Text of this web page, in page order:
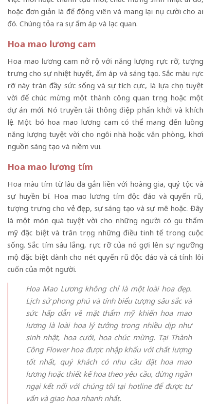
hoặc đơn giản là để động viên và mang lại nụ cười cho ai
đó. Chúng tỏa ra sự ấm áp và lạc quan.
Hoa mao lương cam
Hoa mao lương cam nở rộ với năng lượng rực rỡ, tượng
trưng cho sự nhiệt huyết, ấm áp và sáng tạo. Sắc màu rực
rỡ này tràn đầy sức sống và sự tích cực, là lựa chọn tuyệt
vời để chúc mừng một thành công quan trọng hoặc một
dự án mới. Nó truyền tải thông điệp phấn khởi và khích
lệ. Một bó hoa mao lương cam có thể mang đến luồng
năng lượng tuyệt vời cho ngôi nhà hoặc văn phòng, khơi
nguồn sáng tạo và niềm vui.
Hoa mao lương tím
Hoa màu tím từ lâu đã gắn liền với hoàng gia, quý tộc và
sự huyền bí. Hoa mao lương tím độc đáo và quyến rũ,
tượng trưng cho vẻ đẹp, sự sáng tạo và sự mê hoặc. Đây
là một món quà tuyệt vời cho những người có gu thẩm
mỹ đặc biệt và trân trọng những điều tinh tế trong cuộc
sống. Sắc tím sâu lắng, rực rỡ của nó gợi lên sự ngưỡng
mộ đặc biệt dành cho nét quyến rũ độc đáo và cá tính lôi
cuốn của một người.
Hoa Mao Lương không chỉ là một loài hoa đẹp.
Lịch sử phong phú và tính biểu tượng sâu sắc và
sức hấp dẫn về mặt thẩm mỹ khiến hoa mao
lương là loài hoa lý tưởng trong nhiều dịp như
sinh nhật, hoa cưới, hoa chúc mừng. Tại Thành
Công Flower hoa được nhập khẩu với chất lượng
tốt nhất, quý khách có nhu cầu đặt hoa mao
lương hoặc thiết kế hoa theo yêu cầu, đừng ngần
ngại kết nối với chúng tôi tại hotline để được tư
vấn và giao hoa nhanh nhất.